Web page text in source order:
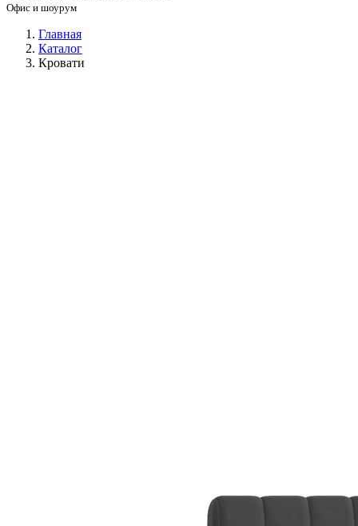
Офис и шоурум
Главная
Каталог
Кровати